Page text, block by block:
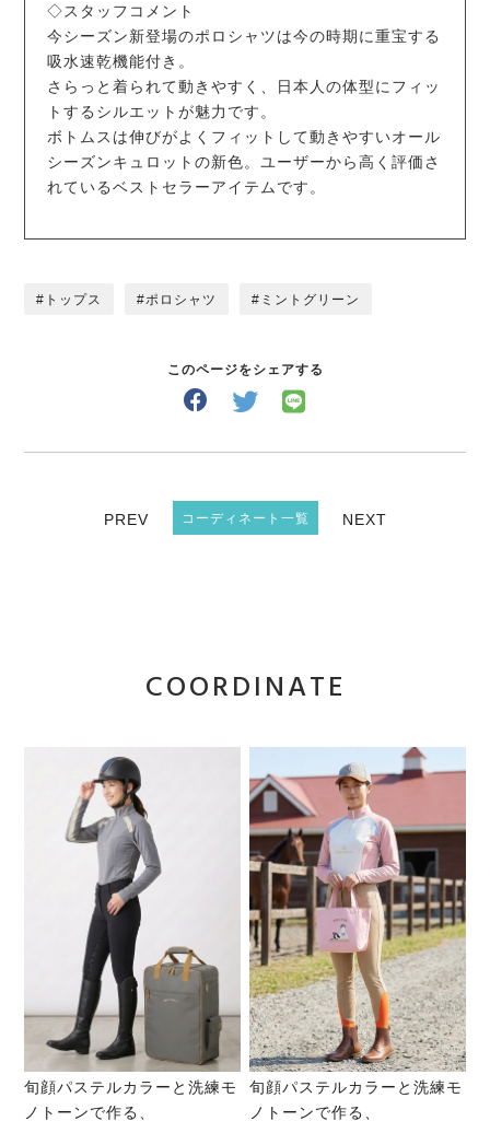
◇スタッフコメント
今シーズン新登場のポロシャツは今の時期に重宝する
吸水速乾機能付き。
さらっと着られて動きやすく、日本人の体型にフィッ
トするシルエットが魅力です。
ボトムスは伸びがよくフィットして動きやすいオール
シーズンキュロットの新色。ユーザーから高く評価さ
れているベストセラーアイテムです。
トップス ポロシャツ ミントグリーン
このページをシェアする
PREV コーディネート一覧 NEXT
COORDINATE
旬顔パステルカラーと洗練モ
ノトーンで作る、
旬顔パステルカラーと洗練モ
ノトーンで作る、